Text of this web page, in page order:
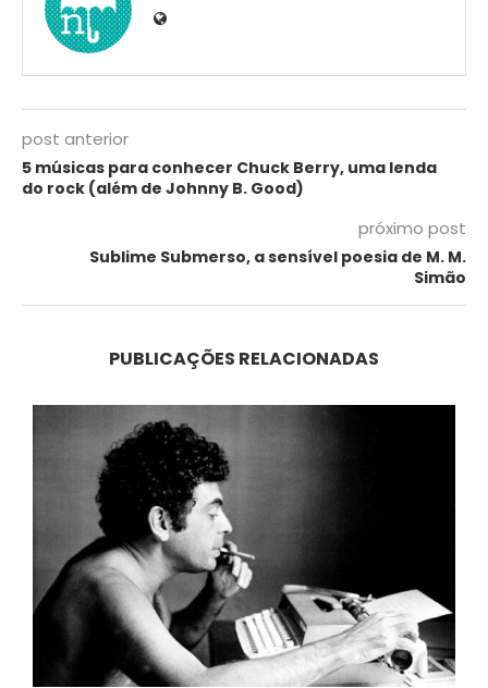
post anterior
5 músicas para conhecer Chuck Berry, uma lenda
do rock (além de Johnny B. Good)
próximo post
Sublime Submerso, a sensível poesia de M. M.
Simão
PUBLICAÇÕES RELACIONADAS